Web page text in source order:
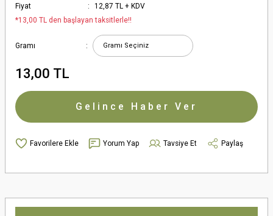
Fiyat
12,87 TL + KDV
*13,00 TL den başlayan taksitlerle!!
Gramı
13,00 TL
Gelince Haber Ver
Yorum Yap Tavsiye Et Paylaş